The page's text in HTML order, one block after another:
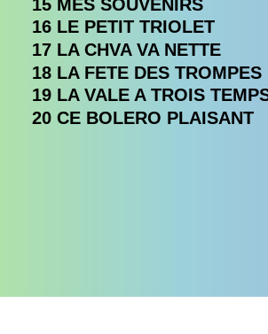
15 MES SOUVENIRS
16 LE PETIT TRIOLET
17 LA CHVA VA NETTE
18 LA FETE DES TROMPES
19 LA VALE A TROIS
20 CE BOLERO PLAISANT